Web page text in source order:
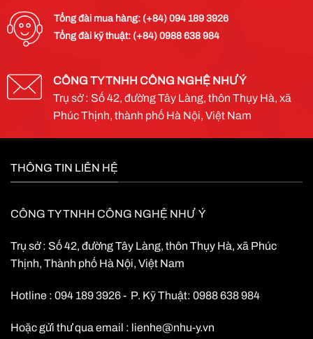
ắc quy
Thiết kế hệ thống cấu trúc mô-
đun, thuận tiện bảo trì bảo dưỡng
LCD cảm ứng
Tổng đài mua hàng: (+84) 094 189 3926
Tổng đài kỹ thuật: (+84) 0988 638 984
CÔNG TY TNHH CÔNG NGHỆ NHƯ Ý
Trụ sở : Số 42, đường Tây Làng, thôn Thụy Hà, xã
Phúc Thịnh, thành phố Hà Nội, Việt Nam
THÔNG TIN LIÊN HỆ
CÔNG TY TNHH CÔNG NGHỆ NHƯ Ý
Trụ sở : Số 42, đường Tây Làng, thôn Thụy Hà, xã Phúc
Thịnh, Thành phố Hà Nội, Việt Nam
Hotline : 094 189 3926 - P. Kỹ Thuật: 0988 638 984
Hoặc gửi thư qua email : lienhe@nhu-y.vn